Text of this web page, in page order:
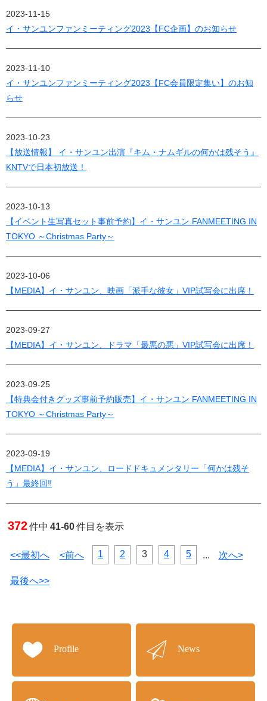
2023-11-15
イ・サンユンファンミーティング2023【FC企画】のお知らせ
2023-11-10
イ・サンユンファンミーティング2023【FC会員限定集い】のお知
らせ
2023-10-23
【放送情報】 イ・サンユン出演『キム・ナムギルの何かは残そう』
KNTVで日本初放送！
2023-10-13
【イベント生写真セット事前予約】イ・サンユン FANMEETING IN
TOKYO ～Christmas Party～
2023-10-06
【MEDIA】イ・サンユン、映画「派手な彼女」VIP試写会に出席！
2023-09-27
【MEDIA】イ・サンユン、ドラマ「最悪の悪」VIP試写会に出席！
2023-09-25
【特典会付きグッズ事前予約販売】イ・サンユン FANMEETING IN
TOKYO ～Christmas Party～
2023-09-19
【MEDIA】イ・サンユン、ロードドキュメンタリー「何かは残そ
う」最終回‼
372件中 41-60件目を表示
<<最初へ <前へ 1 2 3 4 5 ... 次へ>
最後へ>>
Profile News